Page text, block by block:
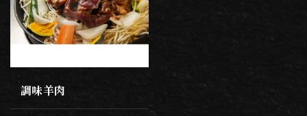
調味羊肉